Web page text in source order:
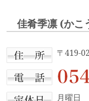
佳肴季凛 (かこ
〒419-
月曜日